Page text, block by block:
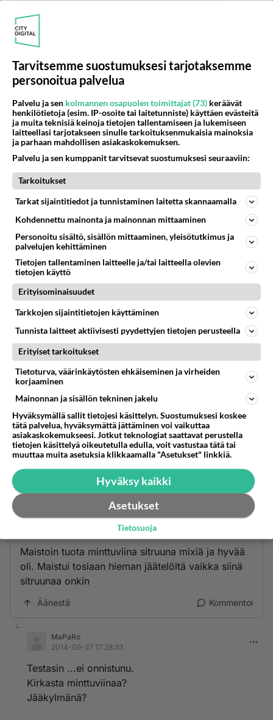
niskalaukaus 2clminttua ja 2cl jägeriä kerroksittain
ja sit känni ankka 2clminttua ja 2cl strohia
kerroksittain et minttu molemmissa pohjalle :P
Äänestä
18
2012-01-05 16:56:12
Kokeileppa 50-50 anisviinaa ja minttua
Äänestä Kommentoi
2012-05-05 23:52:10
Paras omasta mielestäni on 3cl minttuviinaa ja 1cl
sitruuna mauste mehua.
Hyvää viikonlopppua
Maistoin tuota minttuviina sitruuna mixiä ja hyvää
oli. Maistui tosiaan hieman jäätelöltä vaikka siinä
sitruunaa onkin
Äänestä Kommentoi
MaPaRo
2014-09-27 17:28:33
Testasin ...ei onnistunu.
Kirkasta minttuviinaa?
Jääkylmänä?
Tarvitsemme suostumuksesi tarjotaksemme
personoitua palvelua
Palvelu ja sen kolmannen osapuolen toimittajat (73) keräävät
henkilötietoja (esim. IP-osoite tai laitetunniste) käyttäen evästeitä
ja muita teknisiä keinoja tietojen tallentamiseen ja lukemiseen
laitteellasi tarjotakseen sinulle tarkoituksenmukaisia mainoksia
ja parhaan mahdollisen asiakaskokemuksen.
Palvelu ja sen kumppanit tarvitsevat suostumuksesi seuraaviin:
Tarkoitukset
Tarkat sijaintitiedot ja tunnistaminen laitetta skannaamalla
Kohdennettu mainonta ja mainonnan mittaaminen
Personoitu sisältö, sisällön mittaaminen, yleisötutkimus ja
palvelujen kehittäminen
Tietojen tallentaminen laitteelle ja/tai laitteella olevien
tietojen käyttö
Erityisominaisuudet
Tarkkojen sijaintitietojen käyttäminen
Tunnista laitteet aktiivisesti pyydettyjen tietojen perusteella
Erityiset tarkoitukset
Tietoturva, väärinkäytösten ehkäiseminen ja virheiden
korjaaminen
Mainonnan ja sisällön tekninen jakelu
Hyväksymällä sallit tietojesi käsittelyn. Suostumuksesi koskee
tätä palvelua, hyväksymättä jättäminen voi vaikuttaa
asiakaskokemukseesi. Jotkut teknologiat saattavat perustella
tietojen käsittelyä oikeutetulla edulla, voit vastustaa tätä tai
muuttaa muita asetuksia klikkaamalla "Asetukset" linkkiä.
Hyväksy kaikki
Asetukset
Tietosuoja